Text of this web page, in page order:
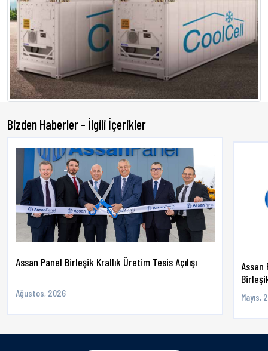
Bizden Haberler - İlgili İçerikler
Assan Panel Birleşik Krallık Üretim Tesis Açılışı
Ağustos, 2026 Mayıs,